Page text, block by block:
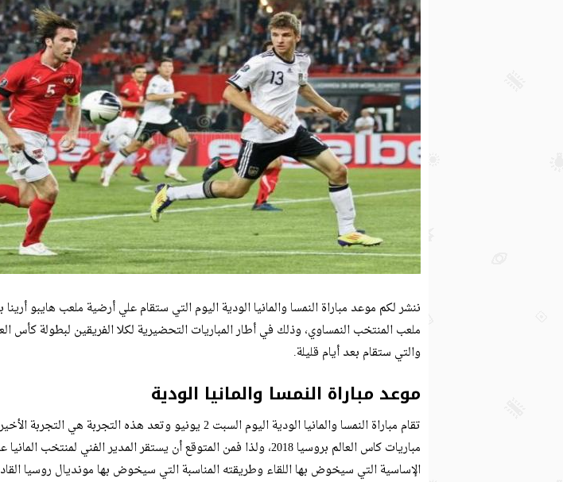
ننشر لكم موعد مباراة النمسا والمانيا الودية اليوم التي ستقام علي أرضية ملعب هايبو
والتي ستقام بعد أيام قليلة.
موعد مباراة النمسا والمانيا الودية
تقام مباراة النمسا والمانيا الودية اليوم السبت 2 يونيو وتعد هذه التجربة
مباريات كاس العالم بروسيا 2018، ولذا فمن المتوقع أن يستقر المدير الفني لمنتخب
الإساسية التي سيخوض بها اللقاء وطريقته المناسبة التي سيخوض بها مونديال روسيا